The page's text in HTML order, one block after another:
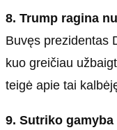
8. Trump ragina
Buvęs prezidentas
kuo greičiau
teigė apie tai
9. Sutriko gamyba